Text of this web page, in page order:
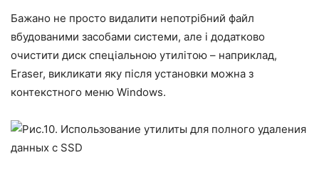
Бажано не просто видалити непотрібний файл
вбудованими засобами системи, але і додатково
очистити диск спеціальною утилітою – наприклад,
Eraser, викликати яку після установки можна з
контекстного меню Windows.